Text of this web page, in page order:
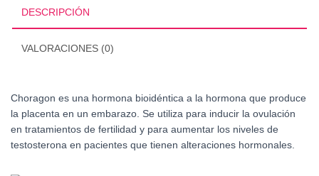
DESCRIPCIÓN
VALORACIONES (0)
Choragon es una hormona bioidéntica a la hormona que produce
la placenta en un embarazo. Se utiliza para inducir la ovulación
en tratamientos de fertilidad y para aumentar los niveles de
testosterona en pacientes que tienen alteraciones hormonales.